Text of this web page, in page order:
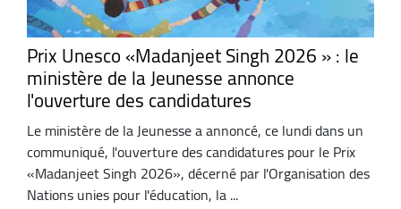
Prix Unesco «Madanjeet Singh 2026 » : le
ministère de la Jeunesse annonce
l'ouverture des candidatures
Le ministère de la Jeunesse a annoncé, ce lundi dans un
communiqué, l'ouverture des candidatures pour le Prix
«Madanjeet Singh 2026», décerné par l'Organisation des
Nations unies pour l'éducation, la ...